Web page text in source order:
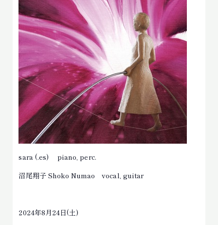
sara (.es) piano, perc.
沼尾翔子 Shoko Numao vocal, guitar
2024年8月24日(土)